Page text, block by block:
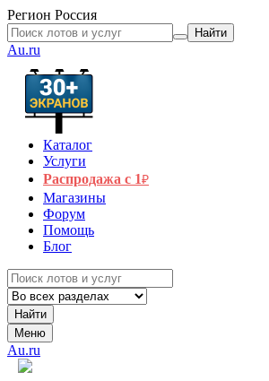
Регион Россия
Найти
Au.ru
Каталог
Услуги
Распродажа с 1₽
Магазины
Форум
Помощь
Блог
Найти
Меню
Au.ru